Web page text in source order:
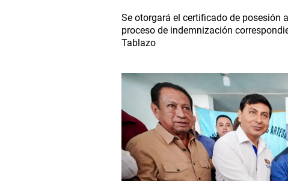
Se otorgará el certificado de posesión
proceso de indemnización
Tablazo